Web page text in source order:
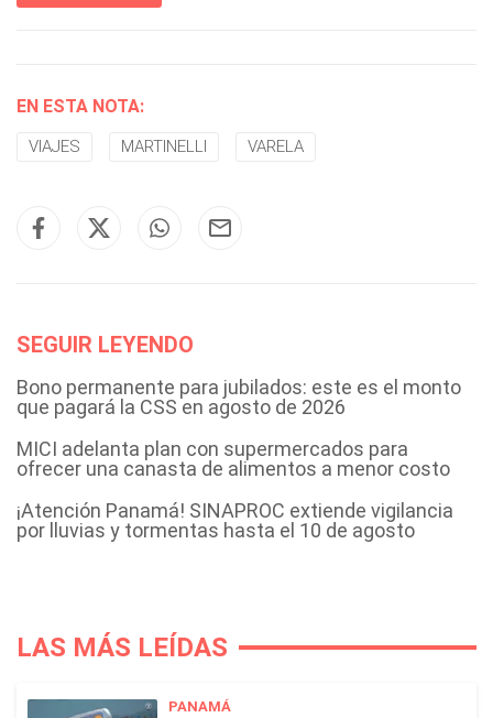
EN ESTA NOTA:
VIAJES MARTINELLI VARELA
SEGUIR LEYENDO
Bono permanente para jubilados: este es el monto
que pagará la CSS en agosto de 2026
MICI adelanta plan con supermercados para
ofrecer una canasta de alimentos a menor costo
¡Atención Panamá! SINAPROC extiende vigilancia
por lluvias y tormentas hasta el 10 de agosto
LAS MÁS LEÍDAS
PANAMÁ